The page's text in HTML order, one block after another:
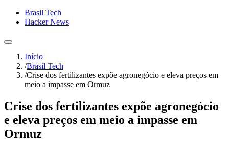
Brasil Tech
Hacker News
Início
/Brasil Tech
/Crise dos fertilizantes expõe agronegócio e eleva preços em
meio a impasse em Ormuz
Crise dos fertilizantes expõe agronegócio
e eleva preços em meio a impasse em
Ormuz